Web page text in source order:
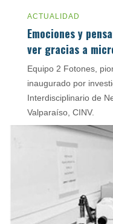
ACTUALIDAD
Emociones y
ver gracias a
Equipo 2 Fotones,
inaugurado por
Interdisciplinario de
Valparaíso, CINV.
mayo 30, 2018